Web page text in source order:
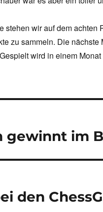
stehen wir auf dem
zu sammeln. Die
wird in einem Monat
gewinnt im
den